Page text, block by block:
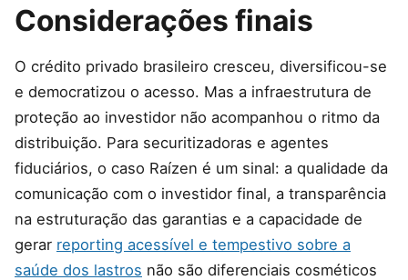
Considerações finais
O crédito privado brasileiro cresceu, diversificou-se
e democratizou o acesso. Mas a infraestrutura de
proteção ao investidor não acompanhou o ritmo da
distribuição. Para securitizadoras e agentes
fiduciários, o caso Raízen é um sinal: a qualidade da
comunicação com o investidor final, a transparência
na estruturação das garantias e a capacidade de
gerar reporting acessível e tempestivo sobre a
saúde dos lastros não são diferenciais cosméticos